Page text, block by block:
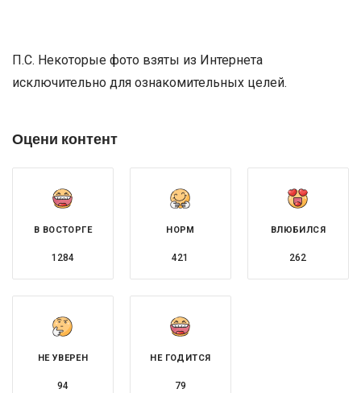
П.С. Некоторые фото взяты из Интернета
исключительно для ознакомительных целей.
Оцени контент
В ВОСТОРГЕ
1284
НОРМ
421
ВЛЮБИЛСЯ
262
НЕ УВЕРЕН
94
НЕ ГОДИТСЯ
79